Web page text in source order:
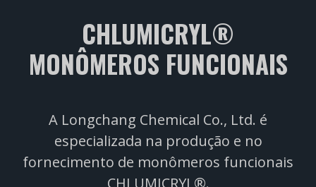
CHLUMICRYL®
MONÔMEROS FUNCIONAIS
A Longchang Chemical Co., Ltd. é
especializada na produção e no
fornecimento de monômeros funcionais
CHLUMICRYL®.